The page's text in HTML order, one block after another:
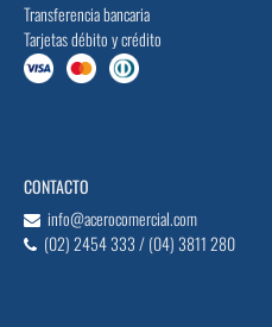
Transferencia bancaria
Tarjetas débito y crédito
CONTACTO
info@acerocomercial.com
(02) 2454 333 / (04) 3811 280